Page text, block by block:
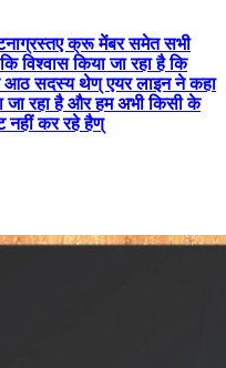
क्रू मेंबर समेत सभी
विश्वास किया जा रहा है कि
सदस्य थेण् एयर लाइन ने कहा
जा रहा है और हम अभी किसी के
नहीं कर रहे हैण्